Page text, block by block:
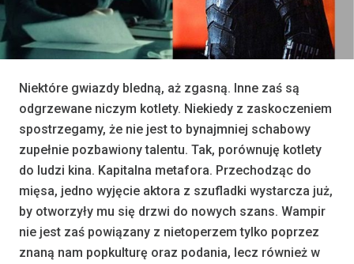
Niektóre gwiazdy bledną, aż zgasną. Inne zaś są
odgrzewane niczym kotlety. Niekiedy z zaskoczeniem
spostrzegamy, że nie jest to bynajmniej schabowy
zupełnie pozbawiony talentu. Tak, porównuję kotlety
do ludzi kina. Kapitalna metafora. Przechodząc do
mięsa, jedno wyjęcie aktora z szufladki wystarcza już,
by otworzyły mu się drzwi do nowych szans. Wampir
nie jest zaś powiązany z nietoperzem tylko poprzez
znaną nam popkulturę oraz podania, lecz również w